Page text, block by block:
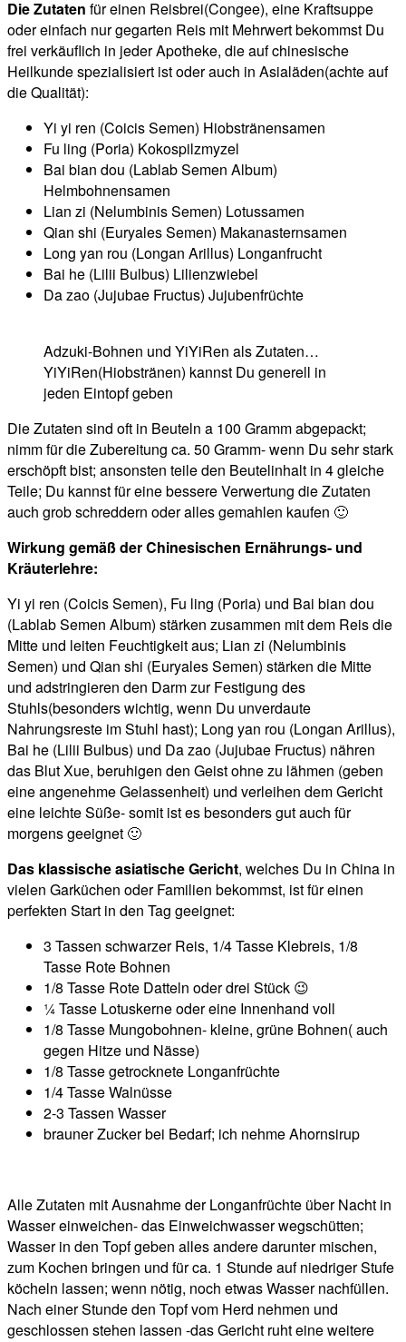
Die Zutaten für einen Reisbrei(Congee), eine Kraftsuppe
oder einfach nur gegarten Reis mit Mehrwert bekommst Du
frei verkäuflich in jeder Apotheke, die auf chinesische
Heilkunde spezialisiert ist oder auch in Asialäden(achte auf
die Qualität):
Yi yi ren (Coicis Semen) Hiobstränensamen
Fu ling (Poria) Kokospilzmyzel
Bai bian dou (Lablab Semen Album)
Helmbohnensamen
Lian zi (Nelumbinis Semen) Lotussamen
Qian shi (Euryales Semen) Makanasternsamen
Long yan rou (Longan Arillus) Longanfrucht
Bai he (Lilii Bulbus) Lilienzwiebel
Da zao (Jujubae Fructus) Jujubenfrüchte
Adzuki-Bohnen und YiYiRen als Zutaten…
YiYiRen(Hiobstränen) kannst Du generell in
jeden Eintopf geben
Die Zutaten sind oft in Beuteln a 100 Gramm abgepackt;
nimm für die Zubereitung ca. 50 Gramm- wenn Du sehr stark
erschöpft bist; ansonsten teile den Beutelinhalt in 4 gleiche
Teile; Du kannst für eine bessere Verwertung die Zutaten
auch grob schreddern oder alles gemahlen kaufen 🙂
Wirkung gemäß der Chinesischen Ernährungs- und
Kräuterlehre:
Yi yi ren (Coicis Semen), Fu ling (Poria) und Bai bian dou
(Lablab Semen Album) stärken zusammen mit dem Reis die
Mitte und leiten Feuchtigkeit aus; Lian zi (Nelumbinis
Semen) und Qian shi (Euryales Semen) stärken die Mitte
und adstringieren den Darm zur Festigung des
Stuhls(besonders wichtig, wenn Du unverdaute
Nahrungsreste im Stuhl hast); Long yan rou (Longan Arillus),
Bai he (Lilii Bulbus) und Da zao (Jujubae Fructus) nähren
das Blut Xue, beruhigen den Geist ohne zu lähmen (geben
eine angenehme Gelassenheit) und verleihen dem Gericht
eine leichte Süße- somit ist es besonders gut auch für
morgens geeignet 🙂
Das klassische asiatische Gericht, welches Du in China in
vielen Garküchen oder Familien bekommst, ist für einen
perfekten Start in den Tag geeignet:
3 Tassen schwarzer Reis, 1/4 Tasse Klebreis, 1/8
Tasse Rote Bohnen
1/8 Tasse Rote Datteln oder drei Stück 😉
¼ Tasse Lotuskerne oder eine Innenhand voll
1/8 Tasse Mungobohnen- kleine, grüne Bohnen( auch
gegen Hitze und Nässe)
1/8 Tasse getrocknete Longanfrüchte
1/4 Tasse Walnüsse
2-3 Tassen Wasser
brauner Zucker bei Bedarf; ich nehme Ahornsirup
Alle Zutaten mit Ausnahme der Longanfrüchte über Nacht in
Wasser einweichen- das Einweichwasser wegschütten;
Wasser in den Topf geben alles andere darunter mischen,
zum Kochen bringen und für ca. 1 Stunde auf niedriger Stufe
köcheln lassen; wenn nötig, noch etwas Wasser nachfüllen.
Nach einer Stunde den Topf vom Herd nehmen und
geschlossen stehen lassen -das Gericht ruht eine weitere